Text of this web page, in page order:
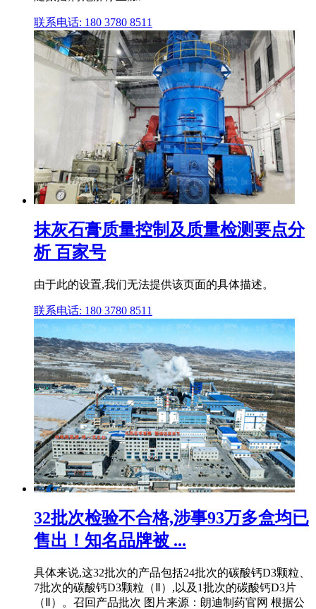
联系电话: 180 3780 8511
抹灰石膏质量控制及质量检测要点分
析 百家号
由于此的设置,我们无法提供该页面的具体描述。
联系电话: 180 3780 8511
32批次检验不合格,涉事93万多盒均已
售出！知名品牌被 ...
具体来说,这32批次的产品包括24批次的碳酸钙D3颗粒、
7批次的碳酸钙D3颗粒（Ⅱ）,以及1批次的碳酸钙D3片
（Ⅱ）。召回产品批次 图片来源：朗迪制药官网 根据公